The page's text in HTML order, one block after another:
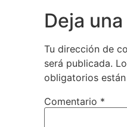
Deja
Tu dirección de
será publicada.
obligatorios
Comentario *